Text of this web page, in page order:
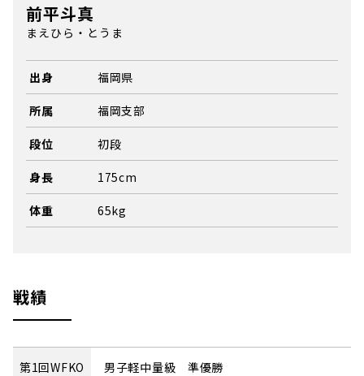
前平斗真
まえひら・とうま
出身 福岡県
所属 福岡支部
段位 初段
身長 175cm
体重 65kg
戦績
第1回WFKO
男子軽中量級 準優勝